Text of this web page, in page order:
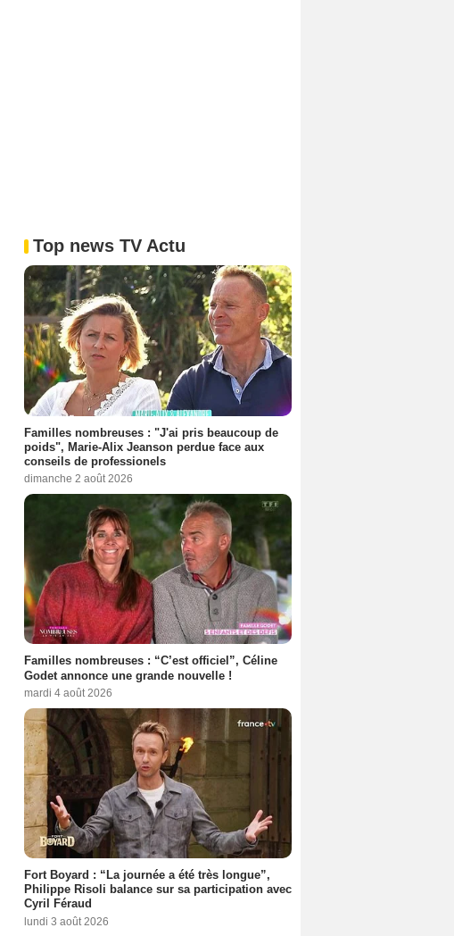
Top news TV Actu
Familles nombreuses : "J'ai pris beaucoup de
poids", Marie-Alix Jeanson perdue face aux
conseils de professionels
dimanche 2 août 2026
Familles nombreuses : “C’est officiel”, Céline
Godet annonce une grande nouvelle !
mardi 4 août 2026
Fort Boyard : “La journée a été très longue”,
Philippe Risoli balance sur sa participation avec
Cyril Féraud
lundi 3 août 2026